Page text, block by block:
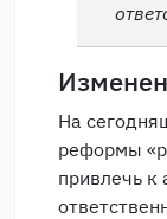
На
реформы
привлечь к